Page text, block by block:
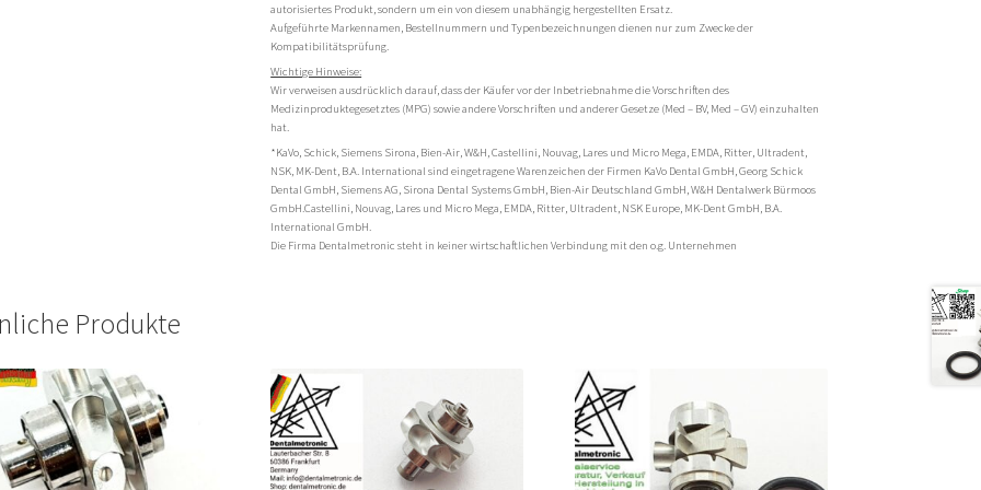
autorisiertes Produkt, sondern um ein von diesem unabhängig hergestellten Ersatz.
Aufgeführte Markennamen, Bestellnummern und Typenbezeichnungen dienen nur zum Zwecke der
Kompatibilitätsprüfung.
Wichtige Hinweise:
Wir verweisen ausdrücklich darauf, dass der Käufer vor der Inbetriebnahme die Vorschriften des
Medizinproduktegesetztes (MPG) sowie andere Vorschriften und anderer Gesetze (Med – BV, Med – GV) einzuhalten
hat.
*KaVo, Schick, Siemens Sirona, Bien-Air, W&H, Castellini, Nouvag, Lares und Micro Mega, EMDA, Ritter, Ultradent,
NSK, MK-Dent, B.A. International sind eingetragene Warenzeichen der Firmen KaVo Dental GmbH, Georg Schick
Dental GmbH, Siemens AG, Sirona Dental Systems GmbH, Bien-Air Deutschland GmbH, W&H Dentalwerk Bürmoos
GmbH.Castellini, Nouvag, Lares und Micro Mega, EMDA, Ritter, Ultradent, NSK Europe, MK-Dent GmbH, B.A.
International GmbH.
Die Firma Dentalmetronic steht in keiner wirtschaftlichen Verbindung mit den o.g. Unternehmen
Produkte